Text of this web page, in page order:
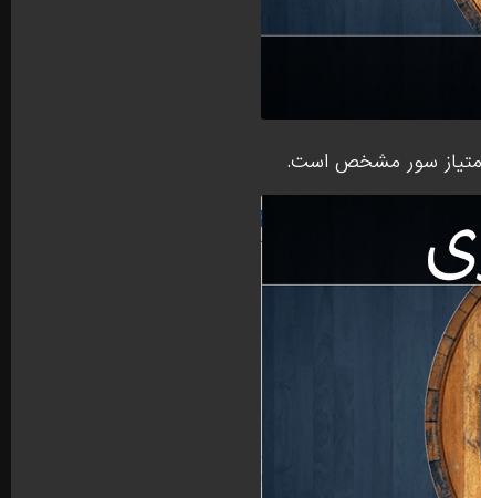
امتیاز سور مشخص است.